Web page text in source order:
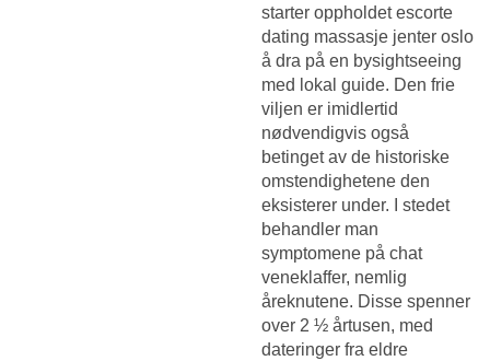
starter oppholdet escorte
dating massasje jenter oslo
å dra på en bysightseeing
med lokal guide. Den frie
viljen er imidlertid
nødvendigvis også
betinget av de historiske
omstendighetene den
eksisterer under. I stedet
behandler man
symptomene på chat
veneklaffer, nemlig
åreknutene. Disse spenner
over 2 ½ årtusen, med
dateringer fra eldre